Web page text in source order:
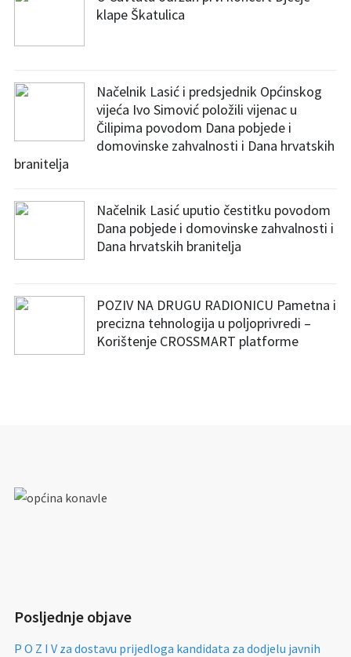
klape Škatulica
Načelnik Lasić i predsjednik Općinskog
vijeća Ivo Simović položili vijenac u
Čilipima povodom Dana pobjede i
domovinske zahvalnosti i Dana hrvatskih
branitelja
Načelnik Lasić uputio čestitku povodom
Dana pobjede i domovinske zahvalnosti i
Dana hrvatskih branitelja
POZIV NA DRUGU RADIONICU Pametna i
precizna tehnologija u poljoprivredi –
Korištenje CROSSMART platforme
Posljednje objave
P O Z I V za dostavu prijedloga kandidata za dodjelu javnih